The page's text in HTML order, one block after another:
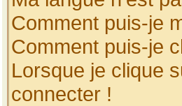
Comment puis-je
Comment puis-je
Lorsque je clique
connecter !